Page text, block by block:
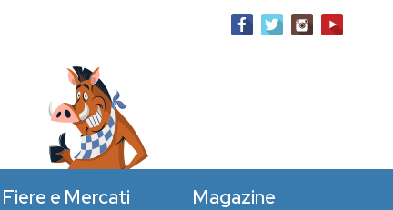
Fiere e Mercati Magazine